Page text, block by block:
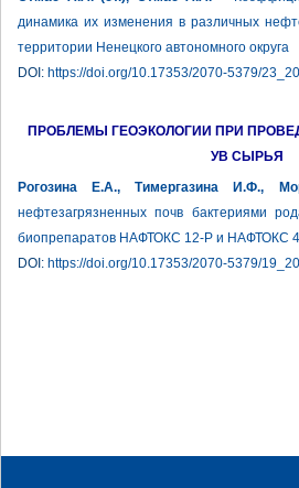
динамика их изменения в различных
территории Ненецкого автономного округа
DOI: https://doi.org/10.17353/2070-5379/
ПРОБЛЕМЫ ГЕОЭКОЛОГИИ ПРИ
УВ СЫРЬЯ
Рогозина Е.А., Тимергазина И.Ф.,
нефтезагрязненных почв бактериями
биопрепаратов НАФТОКС 12-Р и НАФТОКС
DOI: https://doi.org/10.17353/2070-5379/